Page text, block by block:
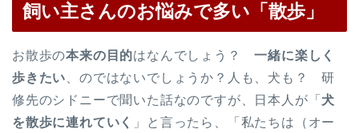
飼い主さんのお悩みで多い「散歩」
お散歩の本来の目的はなんでしょう？一緒に楽しく
歩きたい 、のではないでしょうか？人も、犬も？ 研
修先のシドニーで聞いた話なのですが、日本人が「 犬
を散歩に連れていく
」と言ったら、「私たちは（オー